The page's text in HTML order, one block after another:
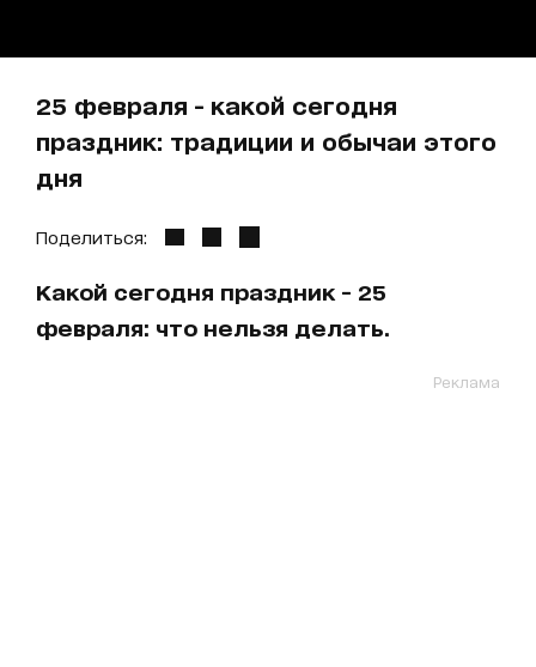
25 февраля - какой сегодня
праздник: традиции и обычаи этого
дня
Поделиться:
Какой сегодня праздник - 25
февраля: что нельзя делать.
Реклама